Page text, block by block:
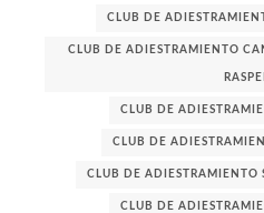
CLUB DE
CLUB DE ADIESTRAMIENTO
CLUB DE
CLUB DE
CLUB DE ADIESTRAMIENTO
CLUB DE